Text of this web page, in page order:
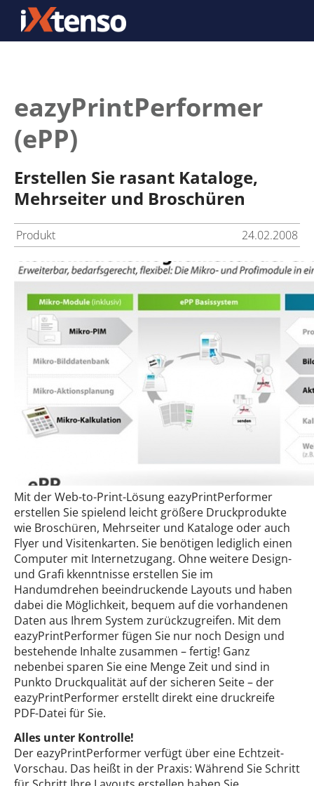
eazyPrintPerformer
(ePP)
Erstellen Sie rasant Kataloge,
Mehrseiter und Broschüren
Produkt 24.02.2008
Mit der Web-to-Print-Lösung eazyPrintPerformer
erstellen Sie spielend leicht größere Druckprodukte
wie Broschüren, Mehrseiter und Kataloge oder auch
Flyer und Visitenkarten. Sie benötigen lediglich einen
Computer mit Internetzugang. Ohne weitere Design-
und Grafi kkenntnisse erstellen Sie im
Handumdrehen beeindruckende Layouts und haben
dabei die Möglichkeit, bequem auf die vorhandenen
Daten aus Ihrem System zurückzugreifen. Mit dem
eazyPrintPerformer fügen Sie nur noch Design und
bestehende Inhalte zusammen – fertig! Ganz
nebenbei sparen Sie eine Menge Zeit und sind in
Punkto Druckqualität auf der sicheren Seite – der
eazyPrintPerformer erstellt direkt eine druckreife
PDF-Datei für Sie.
Alles unter Kontrolle!
Der eazyPrintPerformer verfügt über eine Echtzeit-
Vorschau. Das heißt in der Praxis: Während Sie Schritt